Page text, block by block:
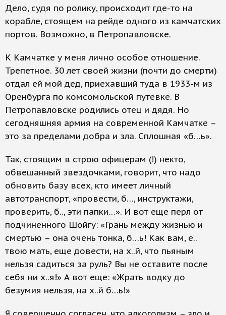
Дело, судя по ролику, происходит где-то на
корабле, стоящем на рейде одного из камчатских
портов. Возможно, в Петропавловске.
К Камчатке у меня лично особое отношение.
Трепетное. 30 лет своей жизни (почти до смерти)
отдал ей мой дед, приехавший туда в 1933-м из
Оренбурга по комсомольской путевке. В
Петропавловске родились отец и дядя. Но
сегодняшняя армия на современной Камчатке –
это за пределами добра и зла. Сплошная «б…ь».
Так, стоящим в строю офицерам (!) некто,
обвешанный звездочками, говорит, что надо
обновить базу всех, кто имеет личный
автотранспорт, «провести, б…, инструктажи,
проверить, б.., эти папки…». И вот еще перл от
подчиненного Шойгу: «Грань между жизнью и
смертью – она очень тонка, б…ь! Как вам, е..
твою мать, еще довести, на х..й, что пьяным
нельзя садиться за руль? Вы не оставите после
себя ни х..я!» А вот еще: «Жрать водку до
безумия нельзя, на х..й б…ь!»